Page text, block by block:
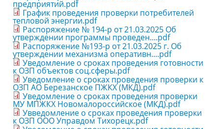
предприятий.pdf
График проведения проверки потребителей
тепловой энергии.pdf
Распоряжение № 194-р от 21.03.2025 Об
утверждении программы проведен....pdf
Распоряжение №193-р от 21.03.2025 г. Об
утверждении механизма оперативн....pdf
Уведомление о сроках проведения готовности
к ОЗП объектов соц.сферы.pdf
Уведомление о сроках проведения проверки к
ОЗП АО Березанское ПЖКХ (МКД).pdf
Уведомление о сроках проведения проверки
МУ МПЖКХ Новомалороссийское (МКД).pdf
Увведомление о сроках проведения проверки
к ОЗП ООО Управдом Тихорецк.pdf